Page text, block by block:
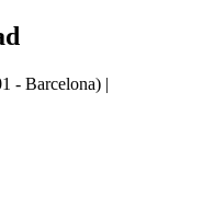
- Barcelona) |